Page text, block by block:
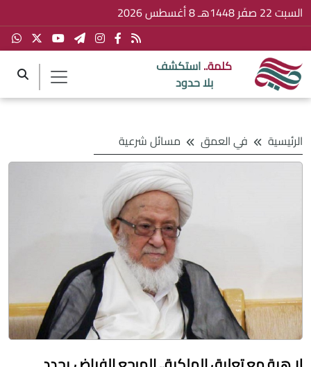
السبت 22 صفَر 1448هـ 8 أغسطس 2026
كلمة..استكشف
بلا حدود
الرئيسية في العمق مسائل شرعية